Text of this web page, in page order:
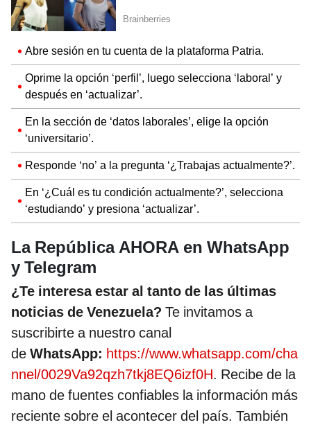
Abre sesión en tu cuenta de la plataforma Patria.
Oprime la opción ‘perfil’, luego selecciona ‘laboral’ y
después en ‘actualizar’.
En la sección de ‘datos laborales’, elige la opción
‘universitario’.
Responde ‘no’ a la pregunta ‘¿Trabajas actualmente?’.
En ‘¿Cuál es tu condición actualmente?’, selecciona
‘estudiando’ y presiona ‘actualizar’.
La República AHORA en WhatsApp
y Telegram
¿Te interesa estar al tanto de las últimas
noticias de Venezuela? Te invitamos a
suscribirte a nuestro canal
de WhatsApp: https://www.whatsapp.com/cha
nnel/0029Va92qzh7tkj8EQ6izf0H. Recibe de la
mano de fuentes confiables la información más
reciente sobre el acontecer del país. También